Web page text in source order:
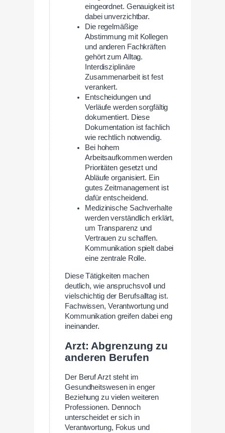
eingeordnet. Genauigkeit ist
dabei unverzichtbar.
Die regelmäßige
Abstimmung mit Kollegen
und anderen Fachkräften
gehört zum Alltag.
Interdisziplinäre
Zusammenarbeit ist fest
verankert.
Entscheidungen und
Verläufe werden sorgfältig
dokumentiert. Diese
Dokumentation ist fachlich
wie rechtlich notwendig.
Bei hohem
Arbeitsaufkommen werden
Prioritäten gesetzt und
Abläufe organisiert. Ein
gutes Zeitmanagement ist
dafür entscheidend.
Medizinische Sachverhalte
werden verständlich erklärt,
um Transparenz und
Vertrauen zu schaffen.
Kommunikation spielt dabei
eine zentrale Rolle.
Diese Tätigkeiten machen
deutlich, wie anspruchsvoll und
vielschichtig der Berufsalltag ist.
Fachwissen, Verantwortung und
Kommunikation greifen dabei eng
ineinander.
Arzt: Abgrenzung zu
anderen Berufen
Der Beruf Arzt steht im
Gesundheitswesen in enger
Beziehung zu vielen weiteren
Professionen. Dennoch
unterscheidet er sich in
Verantwortung, Fokus und